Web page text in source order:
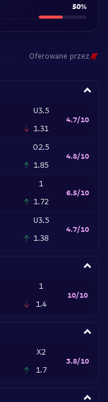
50%
Oferowane przez
U3.5
1.31
4.7/10
O2.5
1.85
4.8/10
1
1.72
6.5/10
U3.5
1.38
4.7/10
1
1.4
10/10
X2
1.7
3.8/10